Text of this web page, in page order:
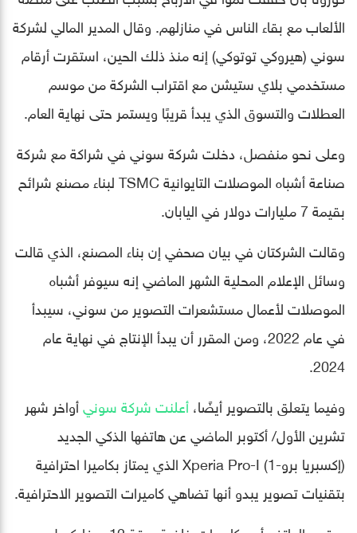
الألعاب مع بقاء الناس في منازلهم. وقال المدير المالي لشركة
سوني (هيروكي توتوكي) إنه منذ ذلك الحين، استقرت أرقام
مستخدمي بلاي ستيشن مع اقتراب الشركة من موسم
العطلات والتسوق الذي يبدأ قريبًا ويستمر حتى نهاية العام.
وعلى نحو منفصل، دخلت شركة سوني في شراكة مع شركة
صناعة أشباه الموصلات التايوانية TSMC لبناء مصنع شرائح
بقيمة 7 مليارات دولار في اليابان.
وقالت الشركتان في بيان صحفي إن بناء المصنع، الذي قالت
وسائل الإعلام المحلية الشهر الماضي إنه سيوفر أشباه
الموصلات لأعمال مستشعرات التصوير من سوني، سيبدأ
في عام 2022، ومن المقرر أن يبدأ الإنتاج في نهاية عام
2024.
وفيما يتعلق بالتصوير أيضًا،أعلنت شركة سونيأواخر شهر
تشرين الأول/ أكتوبر الماضي عن هاتفها الذكي الجديد
(إكسبريا برو-1) Xperia Pro-I الذي يمتاز بكاميرا احترافية
بتقنيات تصوير يبدو أنها تضاهي كاميرات التصوير الاحترافية.